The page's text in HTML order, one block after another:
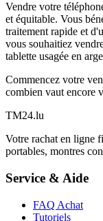
Vendre votre
et équitable. Vous
traitement rapide et
vous souhaitiez
tablette usagée en
Commencez votre
combien vaut encore
TM24.lu
Votre rachat en ligne
portables, montres
Service & Aide
FAQ Achat
Tutoriels